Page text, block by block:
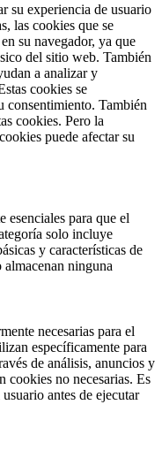
su experiencia de usuario
las cookies que se
su navegador, ya que
del sitio web. También
a analizar y
cookies se
consentimiento. También
cookies. Pero la
puede afectar su
esenciales para que el
solo incluye
y características de
ninguna
necesarias para el
específicamente para
de análisis, anuncios y
cookies no necesarias. Es
antes de ejecutar